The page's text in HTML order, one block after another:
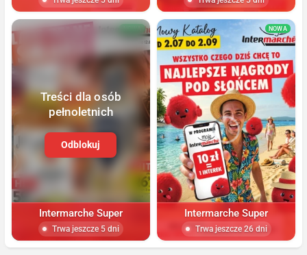
Treści dla osób
pełnoletnich
Odblokuj
Intermarche Super
Trwa jeszcze 5 dni
NOWA
Intermarche Super
Trwa jeszcze 26 dni